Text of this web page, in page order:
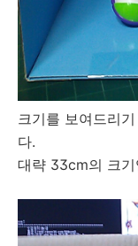
크기를 보여드리
다.
대략 33cm의 크기